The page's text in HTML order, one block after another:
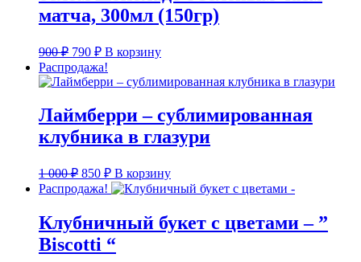
матча, 300мл (150гр)
900₽ Первоначальная
цена
составляла
790 ₽Текущая
цена:
790 ₽.
В корзину
Распродажа!
Лаймберри – сублимированная
клубника в глазури
1 000₽ Первоначальная
цена
составляла
1
000 ₽.
850 ₽Текущая
цена:
В корзину
Распродажа!
Клубничный букет с цветами – ”
Biscotti “